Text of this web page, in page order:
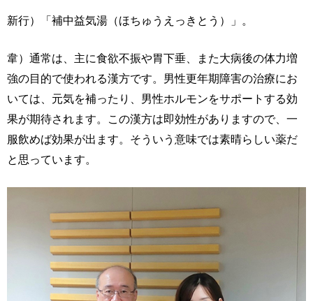
新行）「補中益気湯（ほちゅうえっきとう）」。
韋）通常は、主に食欲不振や胃下垂、また大病後の体力増
強の目的で使われる漢方です。男性更年期障害の治療にお
いては、元気を補ったり、男性ホルモンをサポートする効
果が期待されます。この漢方は即効性がありますので、一
服飲めば効果が出ます。そういう意味では素晴らしい薬だ
と思っています。